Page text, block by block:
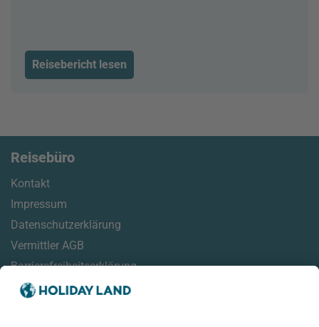
Reisebericht lesen
Reisebüro
Kontakt
Impressum
Datenschutzerklärung
Vermittler AGB
Barrierefreiheitserklärung